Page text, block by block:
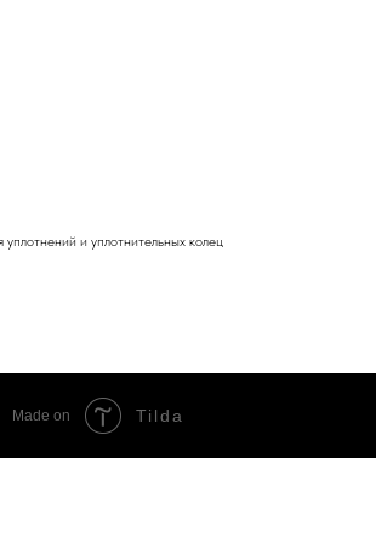
и уплотнительных колец
Made on Tilda